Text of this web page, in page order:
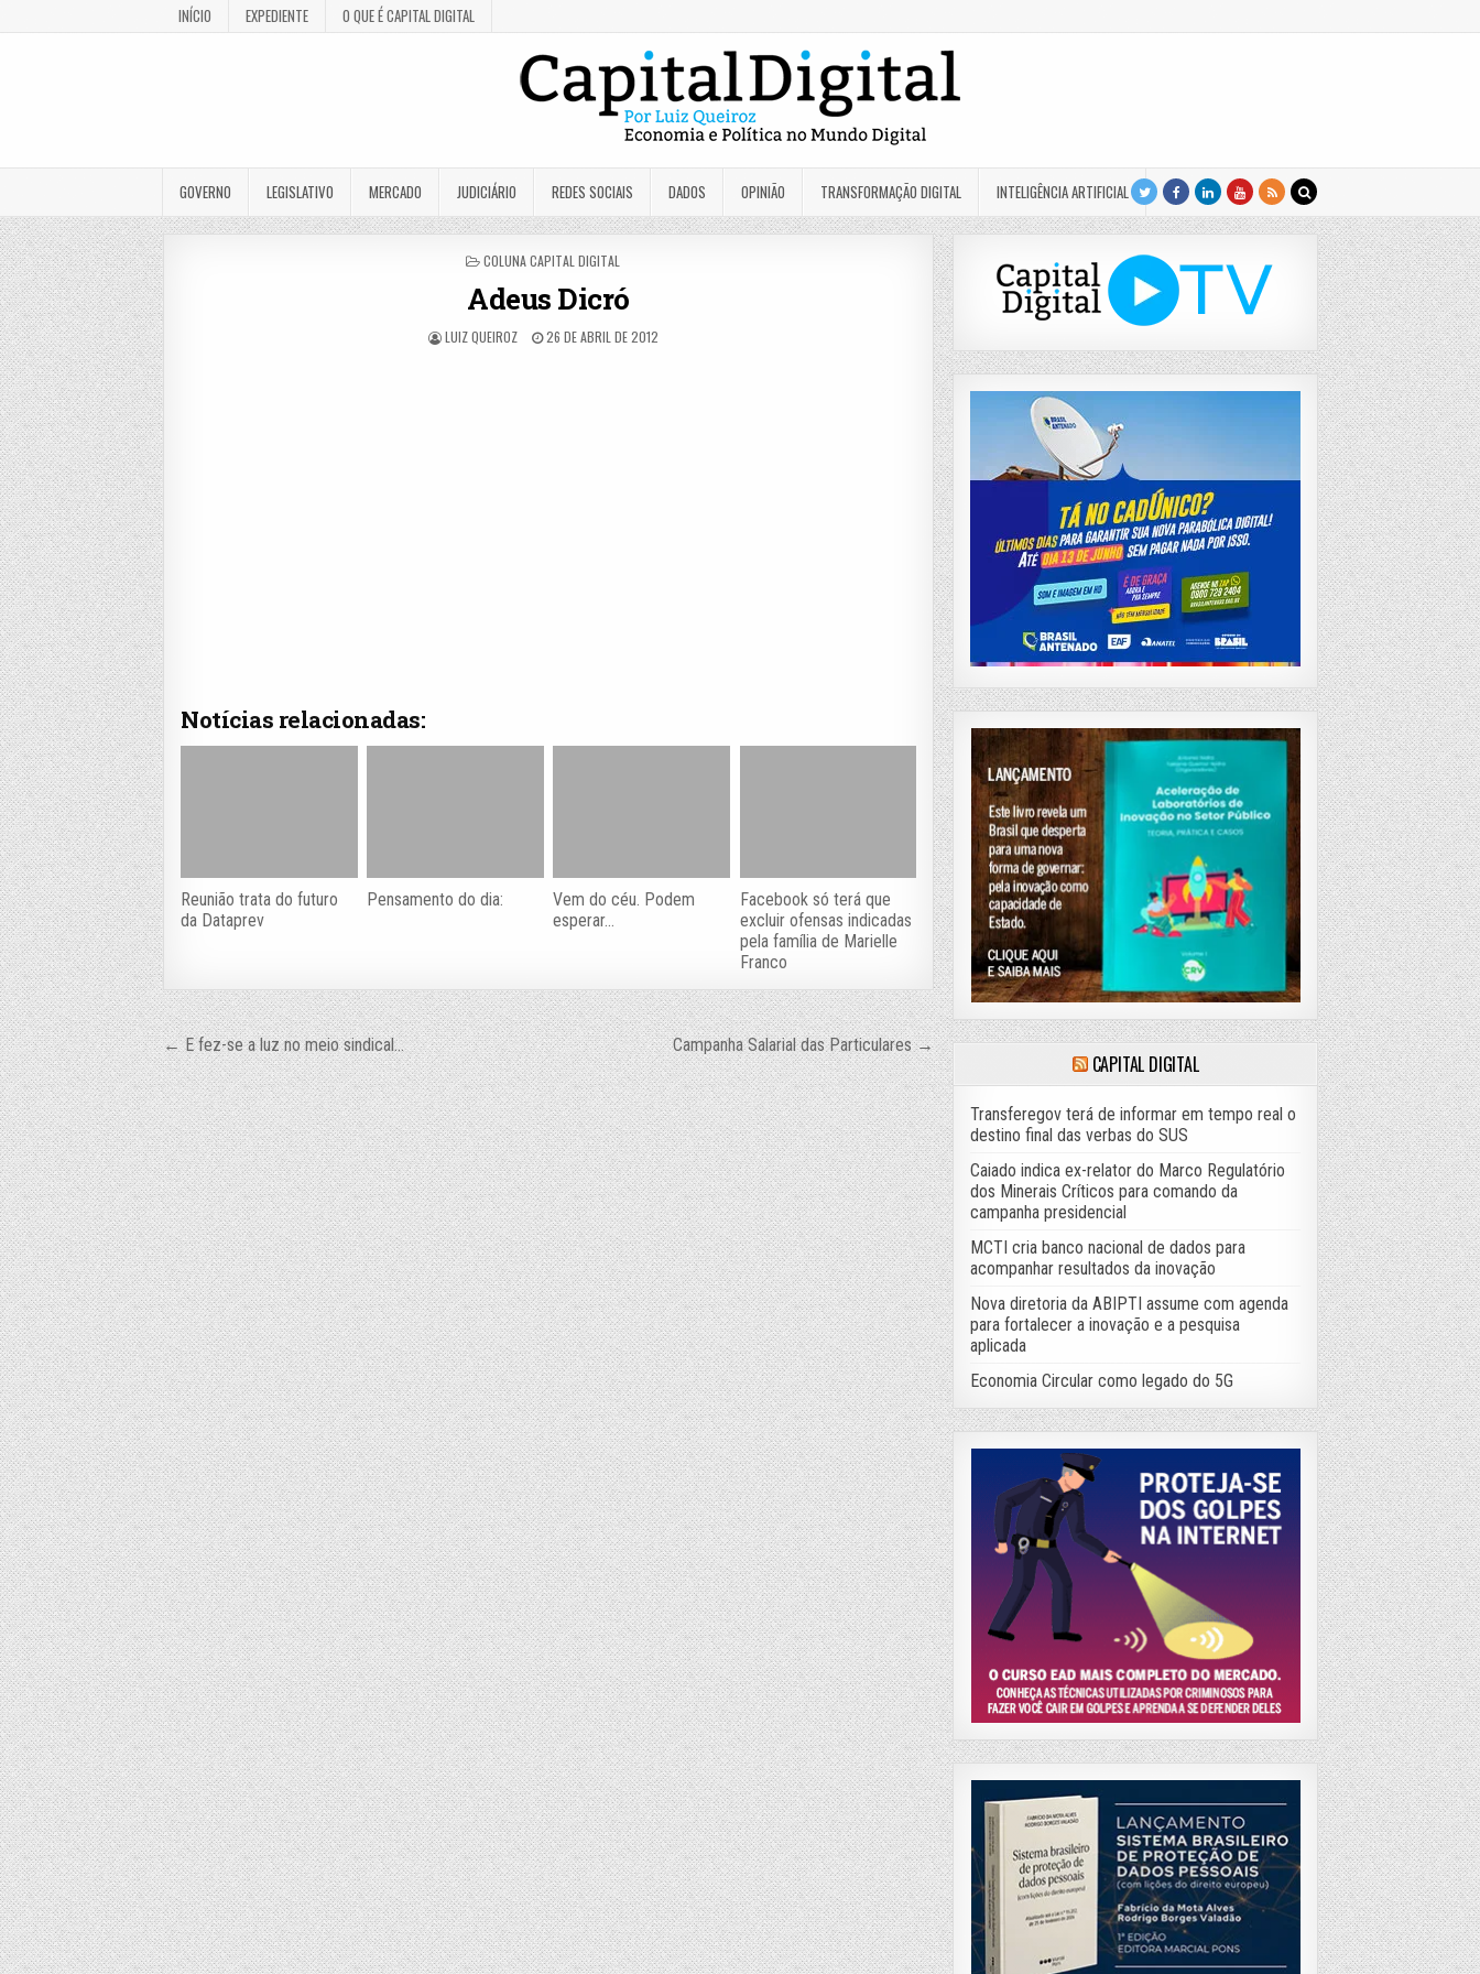
INÍCIO EXPEDIENTE O QUE É CAPITAL DIGITAL
GOVERNO LEGISLATIVO MERCADO JUDICIÁRIO REDES SOCIAIS DADOS OPINIÃO TRANSFORMAÇÃO DIGITAL INTELIGÊNCIA ARTIFICIAL
POSTED
COLUNA CAPITAL DIGITAL
Adeus Dicró
LUIZ QUEIROZ 26 DE ABRIL DE 2012
Notícias relacionadas:
Reunião trata do futuro
da Dataprev
Pensamento do dia:
Vem do céu. Podem
esperar…
Facebook só terá que
excluir ofensas indicadas
pela família de Marielle
Franco
Navegação
de
Post
← E fez-se a luz no meio sindical… Campanha Salarial das Particulares →
CAPITAL DIGITAL
Transferegov terá de informar em tempo real o
destino final das verbas do SUS
Caiado indica ex-relator do Marco Regulatório
dos Minerais Críticos para comando da
campanha presidencial
MCTI cria banco nacional de dados para
acompanhar resultados da inovação
Nova diretoria da ABIPTI assume com agenda
para fortalecer a inovação e a pesquisa
aplicada
Economia Circular como legado do 5G